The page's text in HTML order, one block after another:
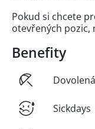
Pokud si chcete
otevřených pozic,
Benefity
Sickdays